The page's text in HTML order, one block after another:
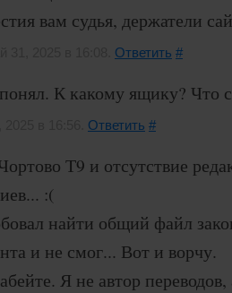
вам судья, держатели
Ответить #
К какому ящику? Что
Ответить #
Т9 и отсутствие
:(
найти общий файл
и не смог... Вот и ворчу.
Я не автор